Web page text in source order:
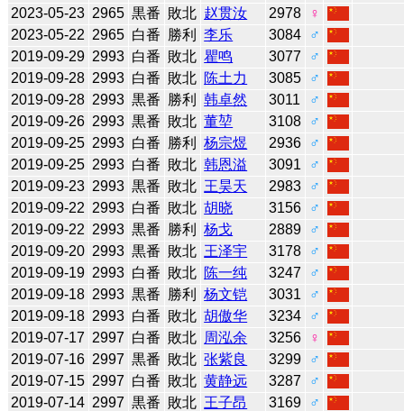
2023-05-23 2965 黒番 敗北 赵贯汝 2978
♀
2023-05-22 2965 白番 勝利 李乐 3084
♂
2019-09-29 2993 白番 敗北 瞿鸣 3077
♂
2019-09-28 2993 白番 敗北 陈土力 3085
♂
2019-09-28 2993 黒番 勝利 韩卓然 3011
♂
2019-09-26 2993 黒番 敗北 董堃 3108
♂
2019-09-25 2993 白番 勝利 杨宗煜 2936
♂
2019-09-25 2993 白番 敗北 韩恩溢 3091
♂
2019-09-23 2993 黒番 敗北 王昊天 2983
♂
2019-09-22 2993 白番 敗北 胡晓 3156
♂
2019-09-22 2993 黒番 勝利 杨戈 2889
♂
2019-09-20 2993 黒番 敗北 王泽宇 3178
♂
2019-09-19 2993 白番 敗北 陈一纯 3247
♂
2019-09-18 2993 黒番 勝利 杨文铠 3031
♂
2019-09-18 2993 白番 敗北 胡傲华 3234
♂
2019-07-17 2997 白番 敗北 周泓余 3256
♀
2019-07-16 2997 黒番 敗北 张紫良 3299
♂
2019-07-15 2997 白番 敗北 黄静远 3287
♂
2019-07-14 2997 黒番 敗北 王子昂 3169
♂